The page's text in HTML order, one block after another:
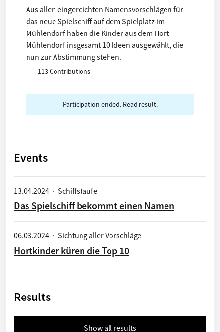
Aus allen eingereichten Namensvorschlägen für
das neue Spielschiff auf dem Spielplatz im
Mühlendorf haben die Kinder aus dem Hort
Mühlendorf insgesamt 10 Ideen ausgewählt, die
nun zur Abstimmung stehen.
113 Contributions
Participation ended. Read result.
Events
13.04.2024 · Schiffstaufe
Das Spielschiff bekommt einen Namen
06.03.2024 · Sichtung aller Vorschläge
Hortkinder küren die Top 10
Results
Show all results